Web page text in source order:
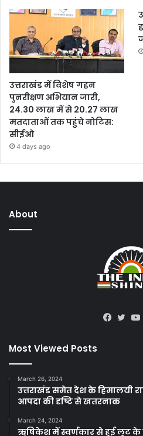
उत्तराखंड में विशेष गहन
पुनरीक्षण अभियान जारी,
24.30 लाख में से 20.27 लाख
मतदाताओं तक पहुंचे नोटिस:
सीईओ
4 days ago
About
Most Viewed Posts
March 26, 2024
उत्तराखंड समेत देश के हिमालयी
आपदा की दृष्टि से खतरनाक
March 24, 2024
ऋषिकेश में स्वर्णकार से हुई लूट के